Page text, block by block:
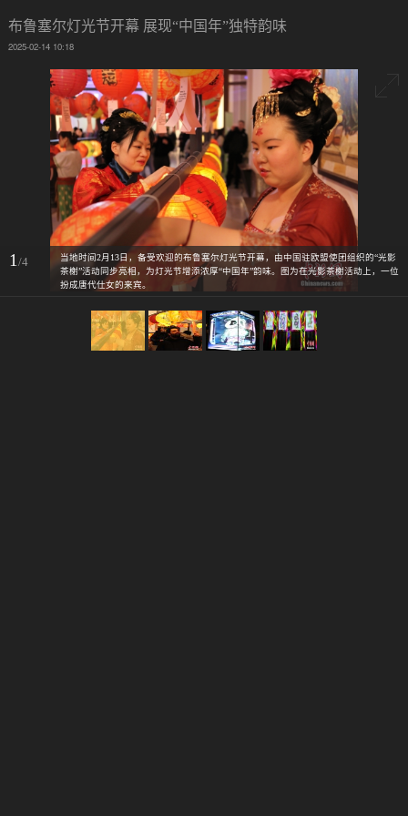
布鲁塞尔灯光节开幕 展现“中国年”独特韵味
2025-02-14 10:18
1/4
当地时间2月13日，备受欢迎的布鲁塞尔灯光节开幕，由中国驻欧盟使团组织的“光影
茶榭”活动同步亮相，为灯光节增添浓厚“中国年”韵味。图为在光影茶榭活动上，一位
扮成唐代仕女的来宾。